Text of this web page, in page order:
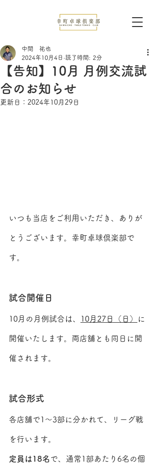
【告知】10月 月例交流試
合のお知らせ
中間 祐也
2024年10月4日 読了時間: 2分
更新日： 2024年10月29日
いつも当店をご利用いただき、ありが
とうございます。幸町卓球倶楽部で
す。
試合開催日
10月の月例試合は、 10月27日（日） に
開催いたします。両店舗とも同日に開
催されます。
試合形式
各店舗で1～3部に分かれて、リーグ戦
を行います。
定員は18名 で、通常1部あたり6名の個